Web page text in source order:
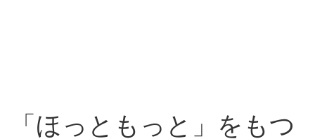
「ほっともっと」をもつ